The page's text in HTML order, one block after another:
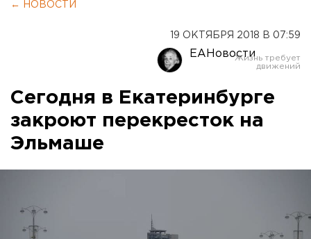
← НОВОСТИ
19 ОКТЯБРЯ 2018 В 07:59
ЕАНовости
Сегодня в Екатеринбурге
закроют перекресток на
Эльмаше